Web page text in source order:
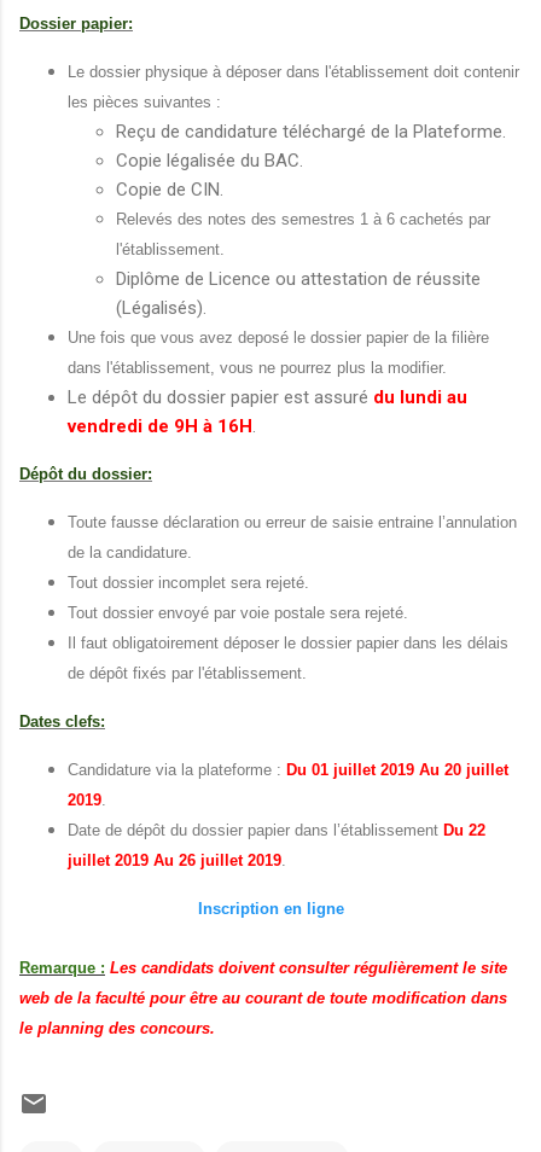
Dossier papier:
Le dossier physique à déposer dans l'établissement doit contenir
les pièces suivantes :
Reçu de candidature téléchargé de la Plateforme.
Copie légalisée du BAC.
Copie de CIN.
Relevés des notes des semestres 1 à 6 cachetés par
l'établissement.
Diplôme de Licence ou attestation de réussite
(Légalisés).
Une fois que vous avez deposé le dossier papier de la filière
dans l'établissement, vous ne pourrez plus la modifier.
Le dépôt du dossier papier est assuré du lundi au
vendredi de 9H à 16H
Dépôt du dossier:
Toute fausse déclaration ou erreur de saisie entraine l’annulation
de la candidature.
Tout dossier incomplet sera rejeté.
Tout dossier envoyé par voie postale sera rejeté.
Il faut obligatoirement déposer le dossier papier dans les délais
de dépôt fixés par l'établissement.
Dates clefs:
Candidature via la plateforme : Du 01 juillet 2019 Au 20 juillet
2019
Date de dépôt du dossier papier dans l’établissement Du 22
juillet 2019 Au 26 juillet 2019
Inscription en ligne
Remarque : Les candidats doivent consulter régulièrement le site
web de la faculté pour être au courant de toute modification dans
le planning des concours.